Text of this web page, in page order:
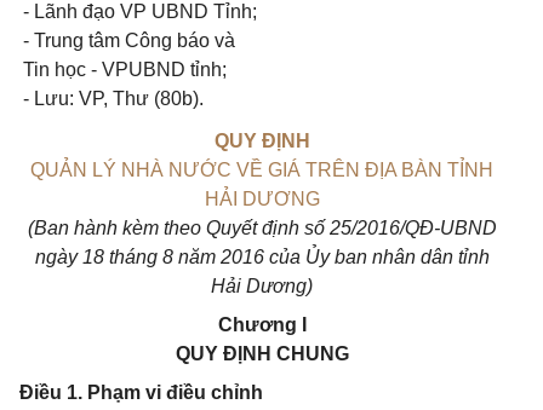
- Lãnh đạo VP UBND Tỉnh;
- Trung tâm Công báo và
Tin học - VPUBND tỉnh;
- Lưu: VP, Thư (80b).
QUY ĐỊNH
QUẢN LÝ NHÀ NƯỚC VỀ GIÁ TRÊN ĐỊA BÀN TỈNH
HẢI DƯƠNG
(Ban hành kèm theo Quyết định số25/2016/QĐ-UBND
ngày 18tháng 8 năm 2016 của Ủy ban nhân dân tỉnh
Hải Dương)
Chương I
QUY ĐỊNH CHUNG
Điều 1. Phạm vi điều chỉnh